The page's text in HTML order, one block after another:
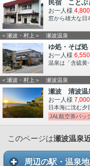
民宿 ことぶ
お一人様
窓から雄大な日
＜瀬波・村上＞ 瀬波温泉
ゆ処・そば
お一人様
温泉は「含硫黄
＜瀬波・村上＞ 瀬波温泉
瀬波 清波温
お一人様
日本海に沈む夕
JAL航空券パッ
このページは瀬波温泉
周辺の駅・温泉